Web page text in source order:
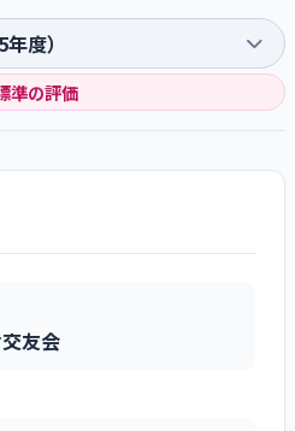
準の評価
友会